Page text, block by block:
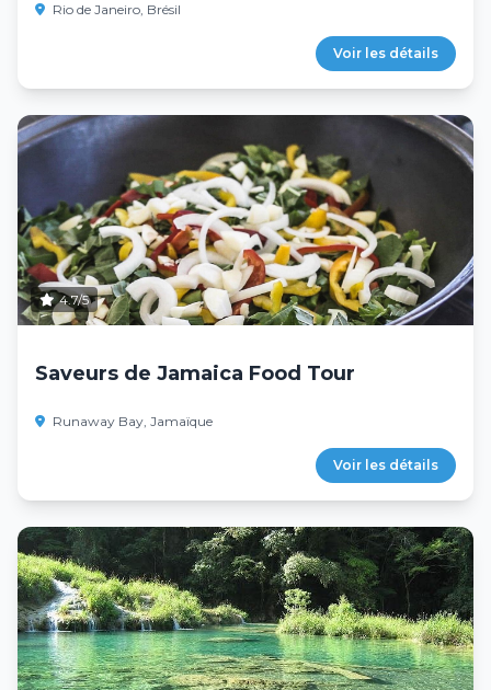
Rio de Janeiro, Brésil
Voir les détails
4.7/5
Saveurs de Jamaica Food Tour
Runaway Bay, Jamaïque
Voir les détails